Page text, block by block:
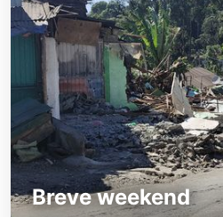
Breve weekend